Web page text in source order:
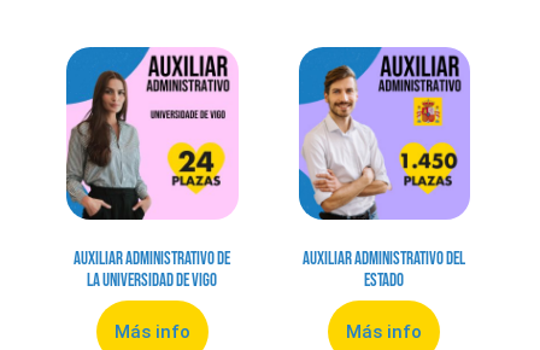
Auxiliar Administrativo de
la Universidad de Vigo
Más info
Auxiliar Administrativo del
Estado
Más info